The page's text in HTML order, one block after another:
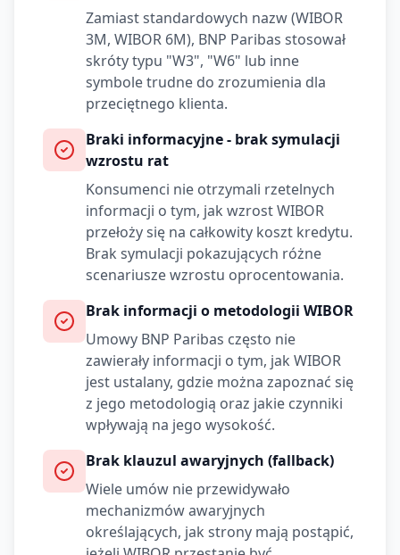
Zamiast standardowych nazw (WIBOR
3M, WIBOR 6M), BNP Paribas stosował
skróty typu "W3", "W6" lub inne
symbole trudne do zrozumienia dla
przeciętnego klienta.
Braki informacyjne - brak symulacji
wzrostu rat
Konsumenci nie otrzymali rzetelnych
informacji o tym, jak wzrost WIBOR
przełoży się na całkowity koszt kredytu.
Brak symulacji pokazujących różne
scenariusze wzrostu oprocentowania.
Brak informacji o metodologii WIBOR
Umowy BNP Paribas często nie
zawierały informacji o tym, jak WIBOR
jest ustalany, gdzie można zapoznać się
z jego metodologią oraz jakie czynniki
wpływają na jego wysokość.
Brak klauzul awaryjnych (fallback)
Wiele umów nie przewidywało
mechanizmów awaryjnych
określających, jak strony mają postąpić,